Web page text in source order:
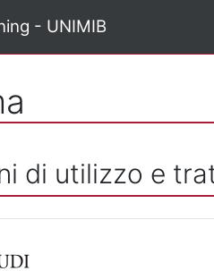
- UNIMIB
di utilizzo e